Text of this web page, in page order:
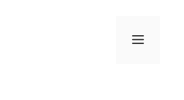
메